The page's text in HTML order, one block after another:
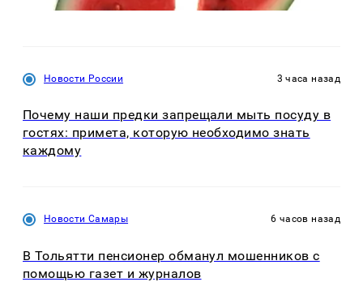
Новости России 3 часа назад
Почему наши предки запрещали мыть посуду в
гостях: примета, которую необходимо знать
каждому
Новости Самары 6 часов назад
В Тольятти пенсионер обманул мошенников с
помощью газет и журналов